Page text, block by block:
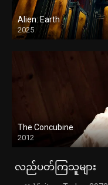
Alien: Earth
2025
The Concubine
2012
လည်ပတ်ကြသူများ